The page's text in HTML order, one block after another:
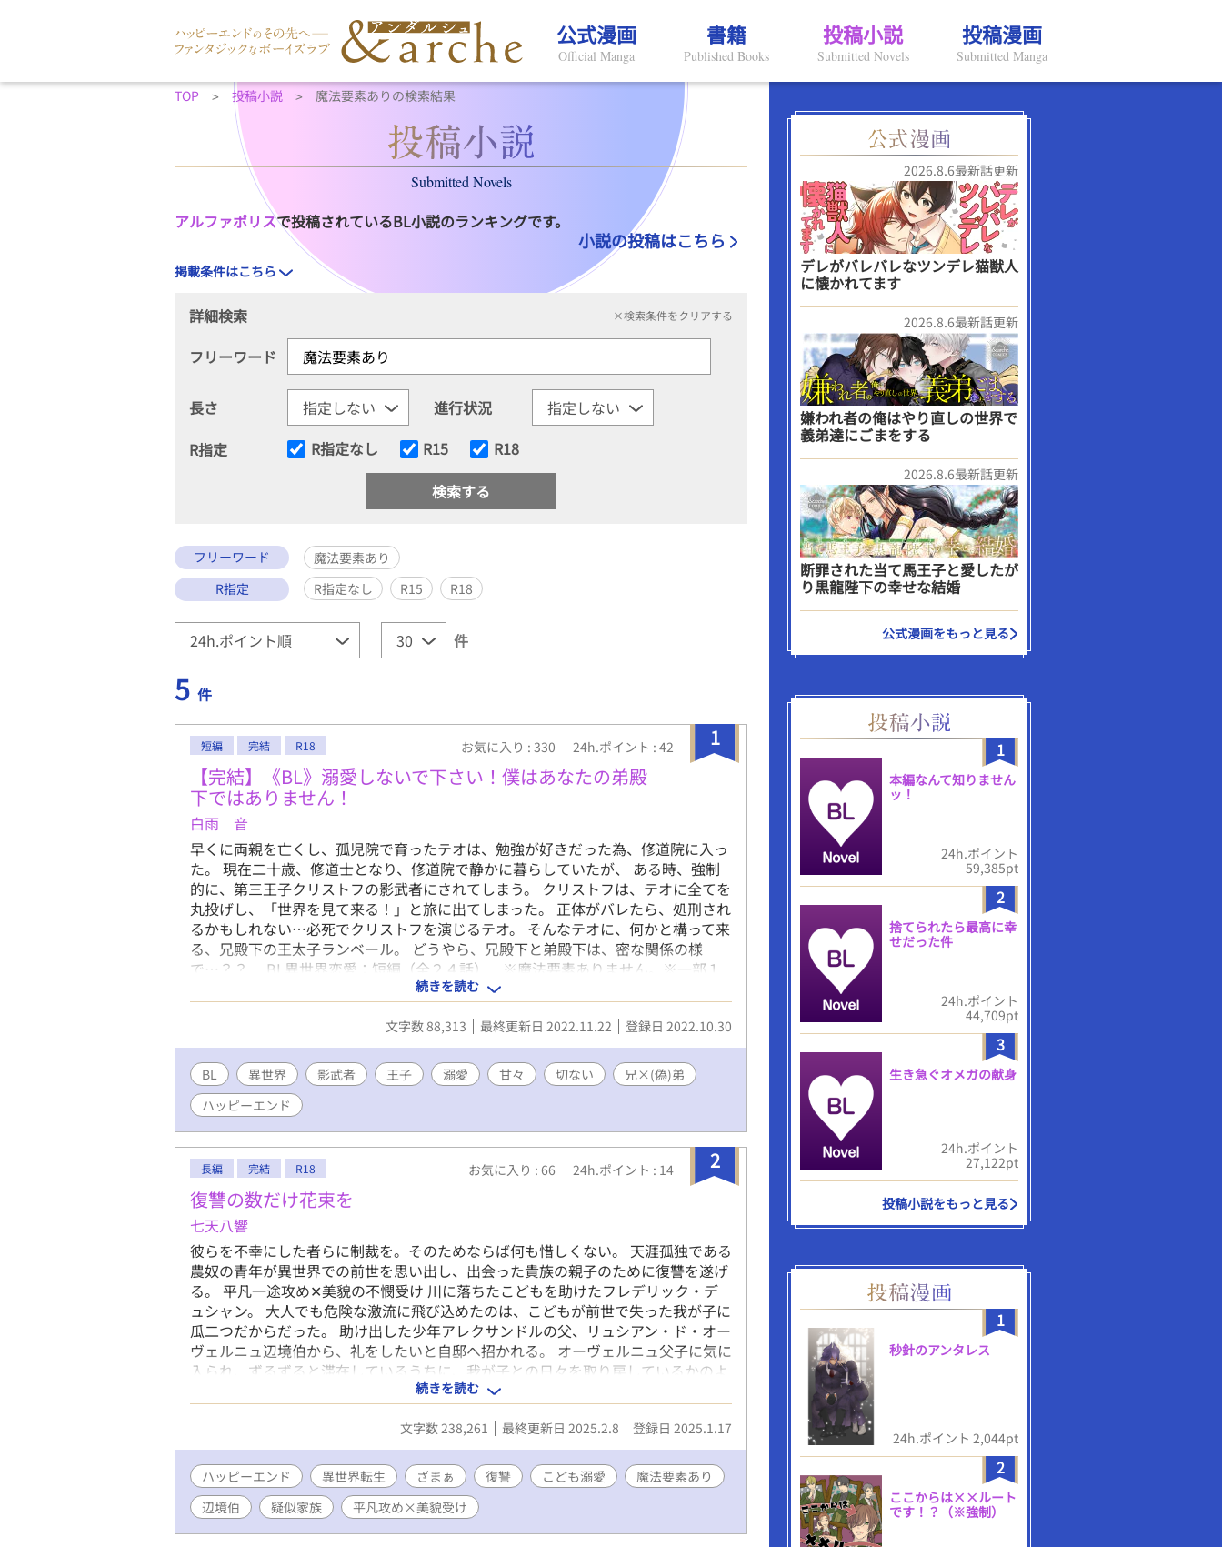
公式漫画
Official Manga
書籍
Published Books
投稿小説
Submitted Novels
投稿漫画
Submitted Manga
TOP 投稿小説 魔法要素ありの検索結果
Submitted Novels
アルファポリスで投稿されているBL小説のランキングです。
小説の投稿はこちら
掲載条件はこちら
詳細検索 ×検索条件をクリアする
フリーワード
長さ
進行状況
R指定
R指定なし R15 R18
フリーワード
魔法要素あり
R指定
R指定なし R15 R18
件
5 件
1
短編 完結 R18 お気に入り : 330 24h.ポイント : 42
【完結】《BL》溺愛しないで下さい！僕はあなたの弟殿
下ではありません！
白雨 音
早くに両親を亡くし、孤児院で育ったテオは、勉強が好きだった為、修道院に入っ
た。 現在二十歳、修道士となり、修道院で静かに暮らしていたが、 ある時、強制
的に、第三王子クリストフの影武者にされてしまう。 クリストフは、テオに全てを
丸投げし、「世界を見て来る！」と旅に出てしまった。 正体がバレたら、処刑され
るかもしれない…必死でクリストフを演じるテオ。 そんなテオに、何かと構って来
る、兄殿下の王太子ランベール。 どうやら、兄殿下と弟殿下は、密な関係の様
で…？？ BL異世界恋愛：短編（全２４話） ※魔法要素ありません。※一部１
８禁（☆印です） 《完結しました》続きを読む
文字数 88,313 最終更新日 2022.11.22 登録日 2022.10.30
BL 異世界 影武者 王子 溺愛 甘々 切ない
兄×(偽)弟
ハッピーエンド
2
長編 完結 R18 お気に入り : 66 24h.ポイント : 14
復讐の数だけ花束を
七天八響
彼らを不幸にした者らに制裁を。そのためならば何も惜しくない。 天涯孤独である
農奴の青年が異世界での前世を思い出し、出会った貴族の親子のために復讐を遂げ
る。 平凡一途攻め✕美貌の不憫受け 川に落ちたこどもを助けたフレデリック・デ
ュシャン。 大人でも危険な激流に飛び込めたのは、こどもが前世で失った我が子に
瓜二つだからだった。 助け出した少年アレクサンドルの父、リュシアン・ド・オー
ヴェルニュ辺境伯から、礼をしたいと自邸へ招かれる。 オーヴェルニュ父子に気に
入られ、ずるずると滞在しているうちに、我が子との日々を取り戻しているかのよ
うな幸福を味わっていた。 しかしアレクサンドルが事故に遭ったことを契機に、こ
の父子に要らぬ不幸が降り掛かっていることを知る。 ※R18描写は予告なく展開し
ます。 ※不幸、不快描写があります。
続きを読む
文字数 238,261 最終更新日 2025.2.8 登録日 2025.1.17
ハッピーエンド 異世界転生 ざまぁ 復讐 こども溺愛
魔法要素あり
辺境伯
疑似家族 平凡攻め×美貌受け
2026.8.6最新話更新
デレがバレバレなツンデレ猫獣人
に懐かれてます
2026.8.6最新話更新
嫌われ者の俺はやり直しの世界で
義弟達にごまをする
2026.8.6最新話更新
断罪された当て馬王子と愛したが
り黒龍陛下の幸せな結婚
公式漫画をもっと見る
1
本編なんて知りません
ッ！
24h.ポイント
59,385pt
2
捨てられたら最高に幸
せだった件
24h.ポイント
44,709pt
3
生き急ぐオメガの献身
24h.ポイント
27,122pt
投稿小説をもっと見る
1
秒針のアンタレス
24h.ポイント 2,044pt
2
ここからは××ルート
です！？（※強制）